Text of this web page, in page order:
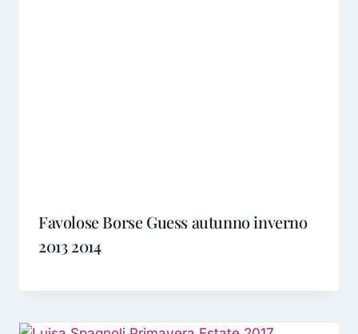
Favolose Borse Guess autunno inverno
2013 2014